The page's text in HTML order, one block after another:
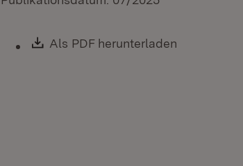
Download:
Als PDF herunterladen